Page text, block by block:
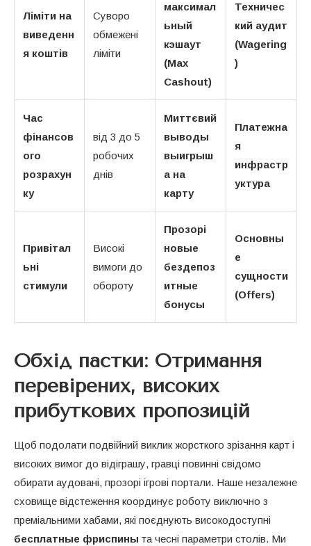
Ліміти на
виведенн
я коштів
Суворо
обмежені
ліміти
максимал
ьный
кэшаут
(Max
Cashout)
Техничес
кий аудит
(Wagering
)
Час
фінансов
ого
розрахун
ку
від 3 до 5
робочих
днів
Миттєвий
выводы
выигрыш
а на
карту
Платежна
я
инфрастр
уктура
Привітал
ьні
стимули
Високі
вимоги до
обороту
Прозорі
новые
бездепоз
итные
бонусы
Основны
е
сущности
(Offers)
Обхід пастки: Отримання
перевірених, високих
прибуткових пропозицій
Щоб подолати подвійний виклик жорсткого зрізання карт і
високих вимог до відіграшу, гравці повинні свідомо
обирати аудовані, прозорі ігрові портали. Наше незалежне
сховище відстеження координує роботу виключно з
преміальними хабами, які поєднують високодоступні
бесплатные фриспины та чесні параметри столів. Ми